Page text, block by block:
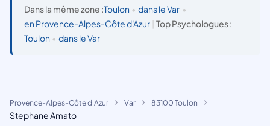
Dans la même zone :Toulon • dans le Var •
en Provence-Alpes-Côte d'Azur
Top Psychologues :
Toulon • dans le Var
Provence-Alpes-Côte d'Azur Var 83100 Toulon
Stephane Amato